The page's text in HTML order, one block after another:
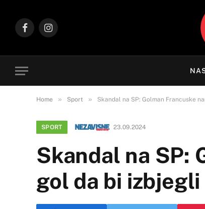
FacebookInstagram
Home » Sport » Skandal na SP: Golman Francuske
SPORT 23.09.2024
Skandal na SP:
gol da bi izbjegli